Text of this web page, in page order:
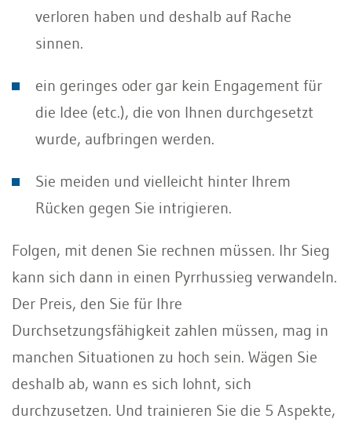
verloren haben und deshalb auf Rache
sinnen.
ein geringes oder gar kein Engagement für
die Idee (etc.), die von Ihnen durchgesetzt
wurde, aufbringen werden.
Sie meiden und vielleicht hinter Ihrem
Rücken gegen Sie intrigieren.
Folgen, mit denen Sie rechnen müssen. Ihr Sieg
kann sich dann in einen Pyrrhussieg verwandeln.
Der Preis, den Sie für Ihre
Durchsetzungsfähigkeit zahlen müssen, mag in
manchen Situationen zu hoch sein. Wägen Sie
deshalb ab, wann es sich lohnt, sich
durchzusetzen. Und trainieren Sie die 5 Aspekte,